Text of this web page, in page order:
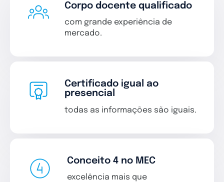
Corpo docente qualificado
com grande experiência de
mercado.
Certificado igual ao
presencial
todas as informações são iguais.
Conceito 4 no MEC
excelência mais que